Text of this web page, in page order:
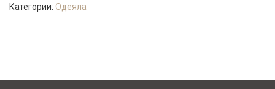
Категории: Одеяла